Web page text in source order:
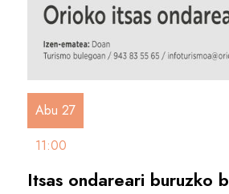
Abu 27
11:00
Itsas ondareari buruzko